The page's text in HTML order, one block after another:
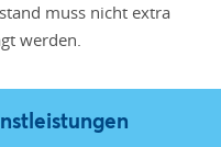
muss nicht extra
werden.